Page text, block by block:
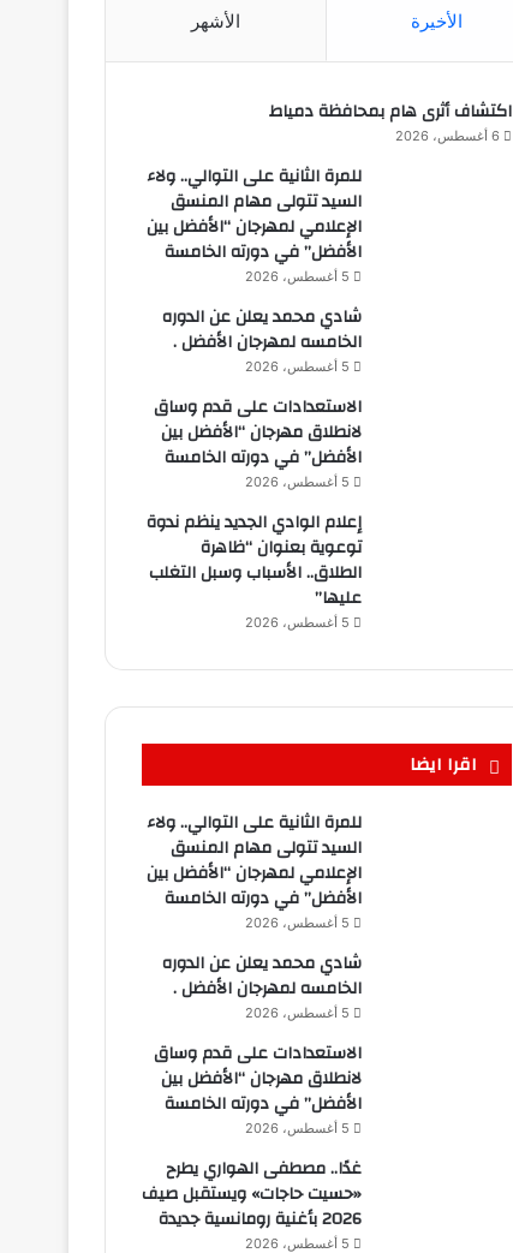
الأخيرة الأشهر
اكتشاف أثرى هام بمحافظة دمياط
6 أغسطس، 2026
للمرة الثانية على التوالي.. ولاء
السيد تتولى مهام المنسق
الإعلامي لمهرجان “الأفضل بين
الأفضل” في دورته الخامسة
5 أغسطس، 2026
شادي محمد يعلن عن الدوره
الخامسه لمهرجان الأفضل .
5 أغسطس، 2026
الاستعدادات على قدم وساق
لانطلاق مهرجان “الأفضل بين
الأفضل” في دورته الخامسة
5 أغسطس، 2026
إعلام الوادي الجديد ينظم ندوة
توعوية بعنوان “ظاهرة
الطلاق.. الأسباب وسبل التغلب
عليها”
5 أغسطس، 2026
اقرا ايضا
للمرة الثانية على التوالي.. ولاء
السيد تتولى مهام المنسق
الإعلامي لمهرجان “الأفضل بين
الأفضل” في دورته الخامسة
5 أغسطس، 2026
شادي محمد يعلن عن الدوره
الخامسه لمهرجان الأفضل .
5 أغسطس، 2026
الاستعدادات على قدم وساق
لانطلاق مهرجان “الأفضل بين
الأفضل” في دورته الخامسة
5 أغسطس، 2026
غدًا.. مصطفى الهواري يطرح
«حسيت حاجات» ويستقبل صيف
2026 بأغنية رومانسية جديدة
5 أغسطس، 2026